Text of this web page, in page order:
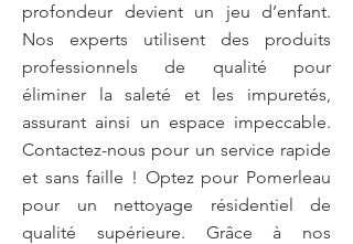
profondeur devient un jeu d’enfant.
Nos experts utilisent des produits
professionnels de qualité pour
éliminer la saleté et les impuretés,
assurant ainsi un espace impeccable.
Contactez-nous pour un service rapide
et sans faille ! Optez pour Pomerleau
pour un nettoyage résidentiel de
qualité supérieure. Grâce à nos